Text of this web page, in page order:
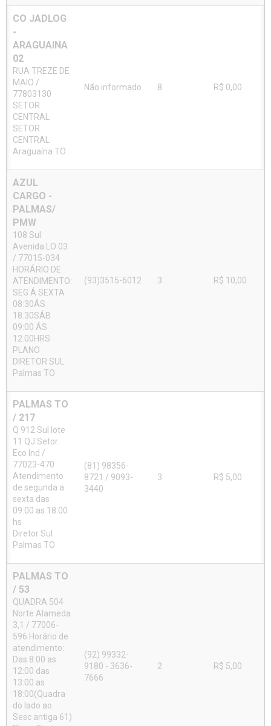
CO JADLOG
-
ARAGUAINA
02
RUA TREZE DE
MAIO /
77803130
SETOR
CENTRAL
SETOR
CENTRAL
Araguaína TO
Não informado 8 R$ 0,00
AZUL
CARGO -
PALMAS/
PMW
108 Sul
Avenida LO 03
/ 77015-034
HORÁRIO DE
ATENDIMENTO:
SEG Á SEXTA
08:30ÁS
18:30SÁB
09:00 ÁS
12:00HRS
PLANO
DIRETOR SUL
Palmas TO
(93)3515-6012 3 R$ 10,00
PALMAS TO
/ 217
Q 912 Sul lote
11 QJ Setor
Eco Ind /
77023-470
Atendimento
de segunda a
sexta das
09:00 as 18:00
hs
Diretor Sul
Palmas TO
(81) 98356-
8721 / 9093-
3440
3 R$ 5,00
PALMAS TO
/ 53
QUADRA 504
Norte Alameda
3,1 / 77006-
596 Horário de
atendimento:
Das 8:00 as
12:00 das
13:00 as
18:00(Quadra
do lado ao
Sesc antiga 61)
(92) 99332-
9180 - 3636-
7666
2 R$ 5,00